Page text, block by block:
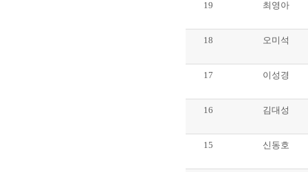
19 최영아
18 오미석
17 이성경
16 김대성
15 신동호